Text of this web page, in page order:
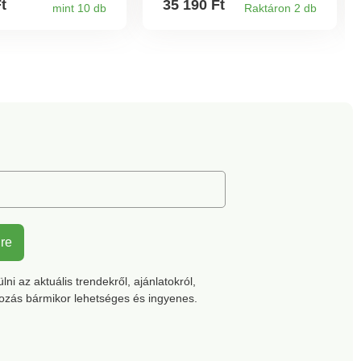
lépést.
mint 10 db
talpbetét alakmemóriával.
35 190 Ft Raktáron 2 db
az aktuális trendekről, ajánlatokról,
bármikor lehetséges és ingyenes.